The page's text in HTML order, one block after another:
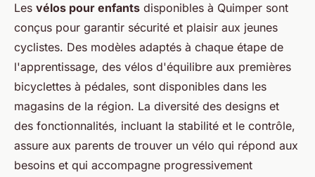
Les vélos pour enfants disponibles à Quimper sont
conçus pour garantir sécurité et plaisir aux jeunes
cyclistes. Des modèles adaptés à chaque étape de
l'apprentissage, des vélos d'équilibre aux premières
bicyclettes à pédales, sont disponibles dans les
magasins de la région. La diversité des designs et
des fonctionnalités, incluant la stabilité et le contrôle,
assure aux parents de trouver un vélo qui répond aux
besoins et qui accompagne progressivement